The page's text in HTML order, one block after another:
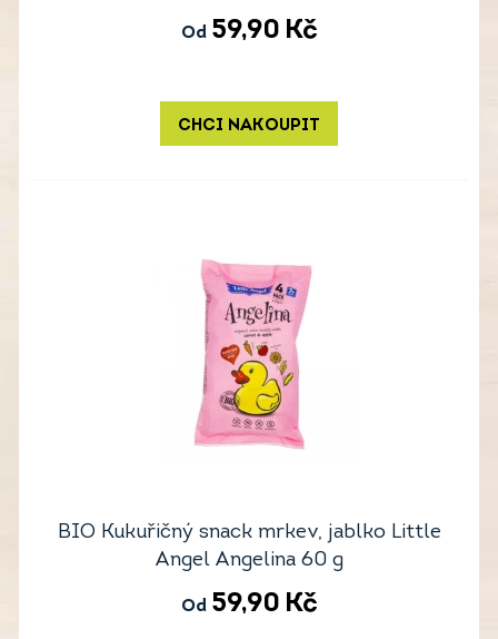
Od 59,90 Kč
CHCI NAKOUPIT
BIO Kukuřičný snack mrkev, jablko Little
Angel Angelina 60 g
Od 59,90 Kč